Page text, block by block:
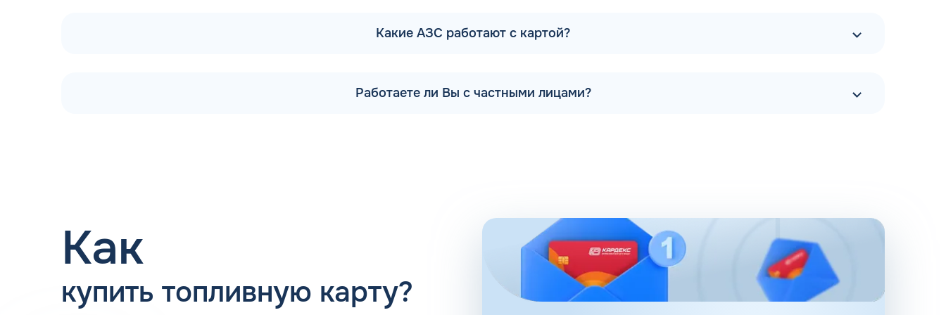
Бензин имеет преимущество перед дизелем в том, что топливо не зависит от сезонных колебаний температуры. АИ-92 сохраняет эксплуатационные
заводится медленнее и требуется больше времени на прогрев машины. Косвенное влияние на скорость прогрева также оказывает фракционный состав
Полная информация о добавках, содержащихся в марке горючего, представлена в паспорте бензина.
Нефтяные корпорации находятся в постоянном поиске новых комбинаций добавок, повышающих энергоэффективность мотора, снижающих общий расход
топлива и обеспечивающих чистоту впрыска. Каждое оптимальное решение оформляется серией премиальных продуктов на основе неэтилированного
Какие АЗС работают с картой?
Работаете ли Вы с частными лицами?
Как
купить топливную карту?